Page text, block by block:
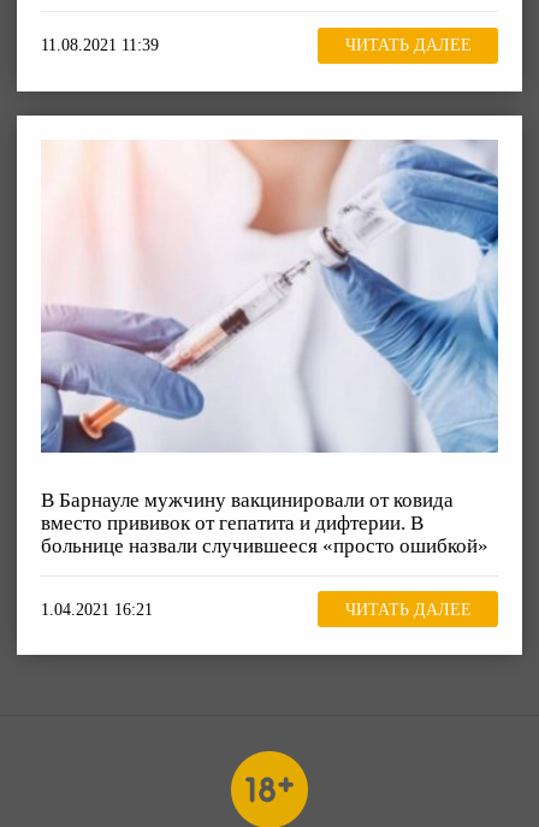
11.08.2021 11:39 ЧИТАТЬ ДАЛЕЕ
В Барнауле мужчину вакцинировали от ковида
вместо прививок от гепатита и дифтерии. В
больнице назвали случившееся «просто ошибкой»
1.04.2021 16:21 ЧИТАТЬ ДАЛЕЕ